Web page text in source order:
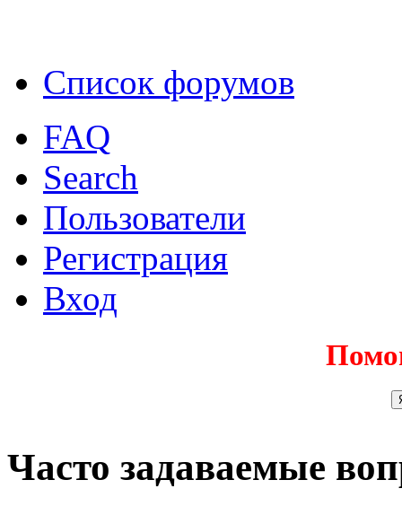
Список форумов
FAQ
Search
Пользователи
Регистрация
Вход
Часто задаваемые